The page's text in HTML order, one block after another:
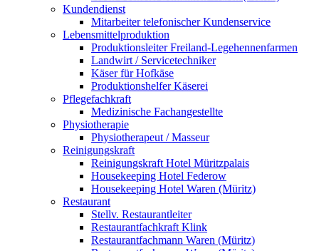
Kundendienst
Mitarbeiter telefonischer Kundenservice
Lebensmittelproduktion
Produktionsleiter Freiland-Legehennenfarmen
Landwirt / Servicetechniker
Käser für Hofkäse
Produktionshelfer Käserei
Pflegefachkraft
Medizinische Fachangestellte
Physiotherapie
Physiotherapeut / Masseur
Reinigungskraft
Reinigungskraft Hotel Müritzpalais
Housekeeping Hotel Federow
Housekeeping Hotel Waren (Müritz)
Restaurant
Stellv. Restaurantleiter
Restaurantfachkraft Klink
Restaurantfachmann Waren (Müritz)